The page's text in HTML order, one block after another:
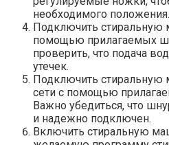
необходимого положения.
Подключить стиральную
помощью прилагаемых
проверить, что подача
утечек.
Подключить стиральную
сети с помощью
Важно убедиться, что
и надежно подключен.
Включить стиральную